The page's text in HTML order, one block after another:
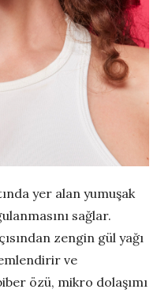
yer alan yumuşak
sağlar.
zengin gül yağı
ve
özü, mikro dolaşımı